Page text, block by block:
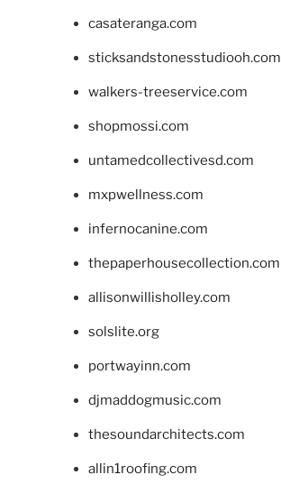
casateranga.com
sticksandstonesstudiooh.com
walkers-treeservice.com
shopmossi.com
untamedcollectivesd.com
mxpwellness.com
infernocanine.com
thepaperhousecollection.com
allisonwillisholley.com
solslite.org
portwayinn.com
djmaddogmusic.com
thesoundarchitects.com
allin1roofing.com